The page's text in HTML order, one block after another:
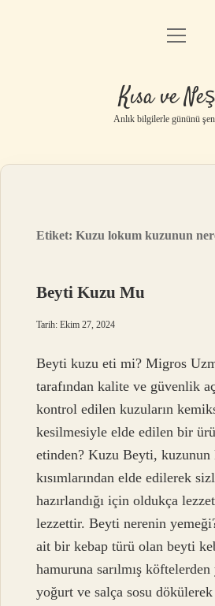
Anasayfa
Yasal Uyarı
menüyü
Kısa ve
Anlık bilgilerle gününü
Etiket:Kuzu lokum kuzunun
Beyti Kuzu Mu
Tarih: Ekim 27, 2024
Beyti kuzu eti mi? Migros
tarafından kalite ve güvenlik
kontrol edilen kuzuların
kesilmesiyle elde edilen bir
etinden? Kuzu Beyti,
kısımlarından elde edilerek
hazırlandığı için oldukça
lezzettir. Beyti nerenin
ait bir kebap türü olan beyti
hamuruna sarılmış köftelerden
yoğurt ve salça sosu